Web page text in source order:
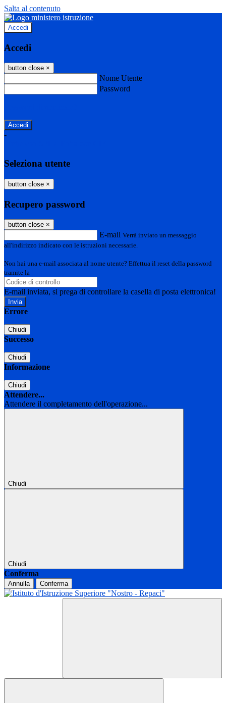
Salta al contenuto
Accedi
Accedi
button close ×
Nome Utente
Password
-
Seleziona utente
button close ×
Recupero password
button close ×
E-mail Verrà inviato un messaggio
all'indirizzo indicato con le istruzioni necessarie.
Non hai una e-mail associata al nome utente? Effettua il reset della password
tramite la
E-mail inviata, si prega di controllare la casella di posta elettronica!
Errore
Chiudi
Successo
Chiudi
Informazione
Chiudi
Attendere...
Attendere il completamento dell'operazione...
Chiudi
Chiudi
Conferma
Annulla Conferma